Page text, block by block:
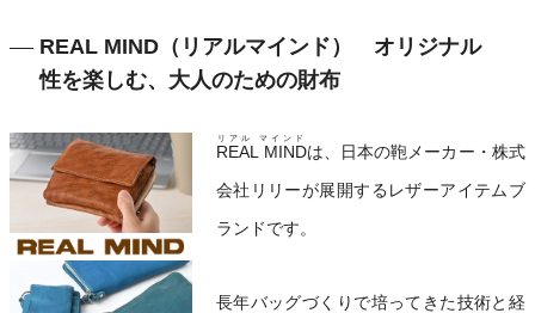
REAL MIND（リアルマインド） オリジナル
性を楽しむ、大人のための財布
REAL MIND
リアル マインド
は、日本の鞄メーカー・株式
会社リリーが展開するレザーアイテムブ
ランドです。
長年バッグづくりで培ってきた技術と経